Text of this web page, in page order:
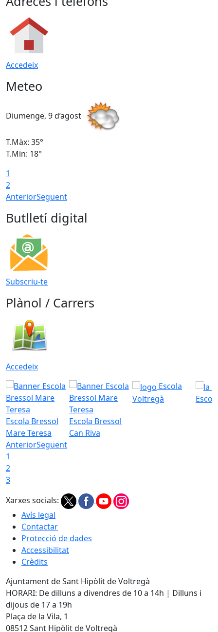
Accedeix
Meteo
Diumenge, 9 d’agost
T.Màx: 35°
T.Min: 18°
1
2
AnteriorSegüent
Butlletí digital
Subscriu-te
Plànol / Carrers
Accedeix
Escola Bressol
Mare Teresa
Escola Bressol
Can Riva
Escola
Voltregà
AnteriorSegüent
1
2
3
Xarxes socials:
Avís legal
Contactar
Protecció de dades
Accessibilitat
Crèdits
Ajuntament de Sant Hipòlit de Voltregà
HORARI: De dilluns a divendres de 10 a 14h | Dilluns i
dijous de 17 a 19h
Plaça de la Vila, 1
08512 Sant Hipòlit de Voltregà